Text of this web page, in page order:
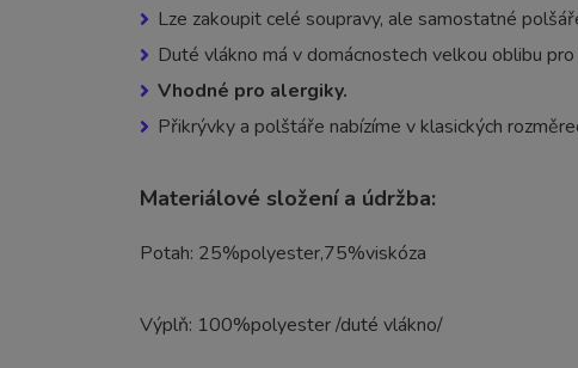
Lze zakoupit celé soupravy, ale samostatné
Duté vlákno má v domácnostech velkou oblibu
Vhodné pro alergiky.
Přikrývky a polštáře nabízíme v klasických
Materiálové složení a údržba:
Potah: 25%polyester,75%viskóza
Výplň: 100%polyester /duté vlákno/